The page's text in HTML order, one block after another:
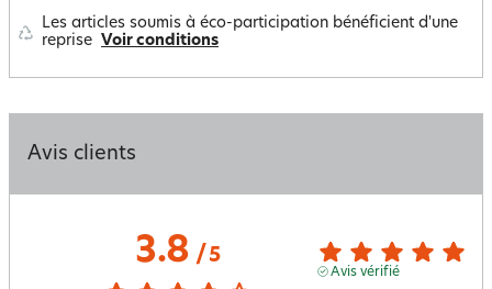
Les articles soumis à éco-participation bénéficient d'une
reprise Voir conditions
Avis clients
3.8/ 5
Avis vérifié